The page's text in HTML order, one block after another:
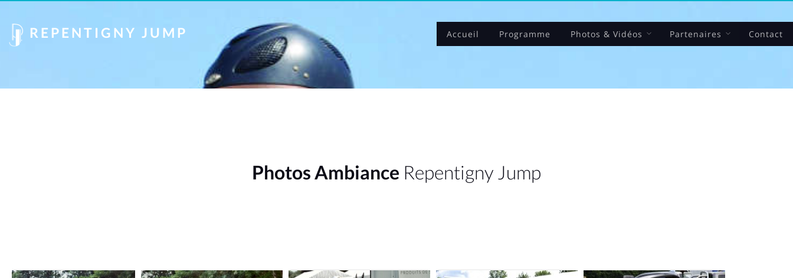
REPENTIGNY JUMP Accueil Programme Photos & Vidéos Partenaires Contact
Photos Ambiance Repentigny Jump